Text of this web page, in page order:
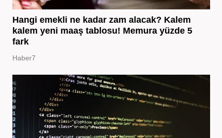
Hangi emekli ne kadar zam alacak? Kalem
kalem yeni maaş tablosu! Memura yüzde 5
fark
Haber7